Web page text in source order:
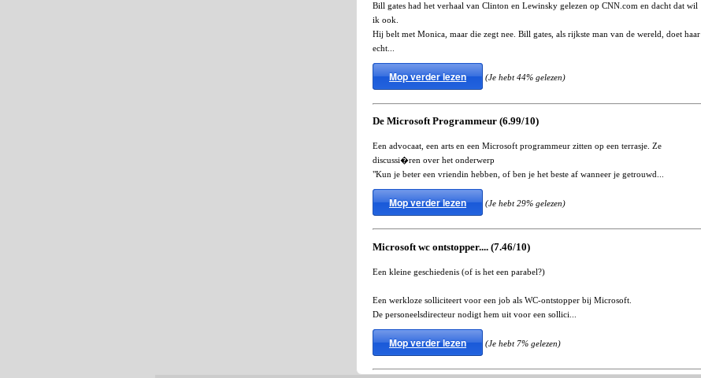
Bill gates had het verhaal van Clinton en Lewinsky gelezen op CNN.com en dacht dat wil
ik ook.
Hij belt met Monica, maar die zegt nee. Bill gates, als rijkste man van de wereld, doet haar
echt...
Mop verder lezen (Je hebt 44% gelezen)
De Microsoft Programmeur (6.99/10)
Een advocaat, een arts en een Microsoft programmeur zitten op een terrasje. Ze
discussi�ren over het onderwerp
"Kun je beter een vriendin hebben, of ben je het beste af wanneer je getrouwd...
Mop verder lezen (Je hebt 29% gelezen)
Microsoft wc ontstopper.... (7.46/10)
Een kleine geschiedenis (of is het een parabel?)
Een werkloze solliciteert voor een job als WC-ontstopper bij Microsoft.
De personeelsdirecteur nodigt hem uit voor een sollici...
Mop verder lezen (Je hebt 7% gelezen)